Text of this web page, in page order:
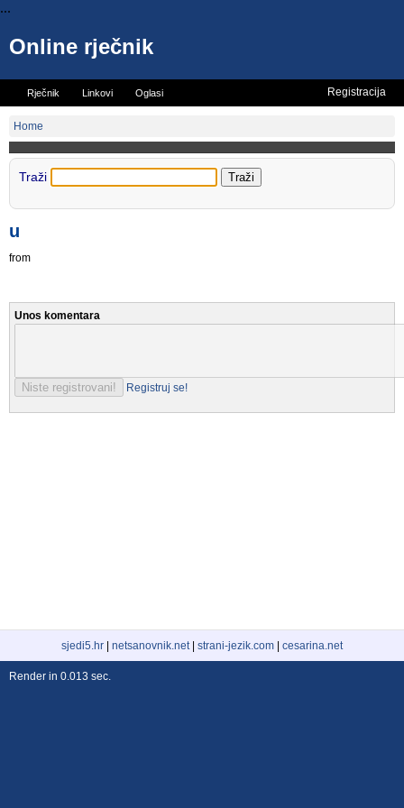
...
Online rječnik
Rječnik Linkovi Oglasi Registracija
Home
Traži
u
from
Unos komentara
Registruj se!
sjedi5.hr netsanovnik.net| strani-jezik.com cesarina.net
Render in 0.013 sec.